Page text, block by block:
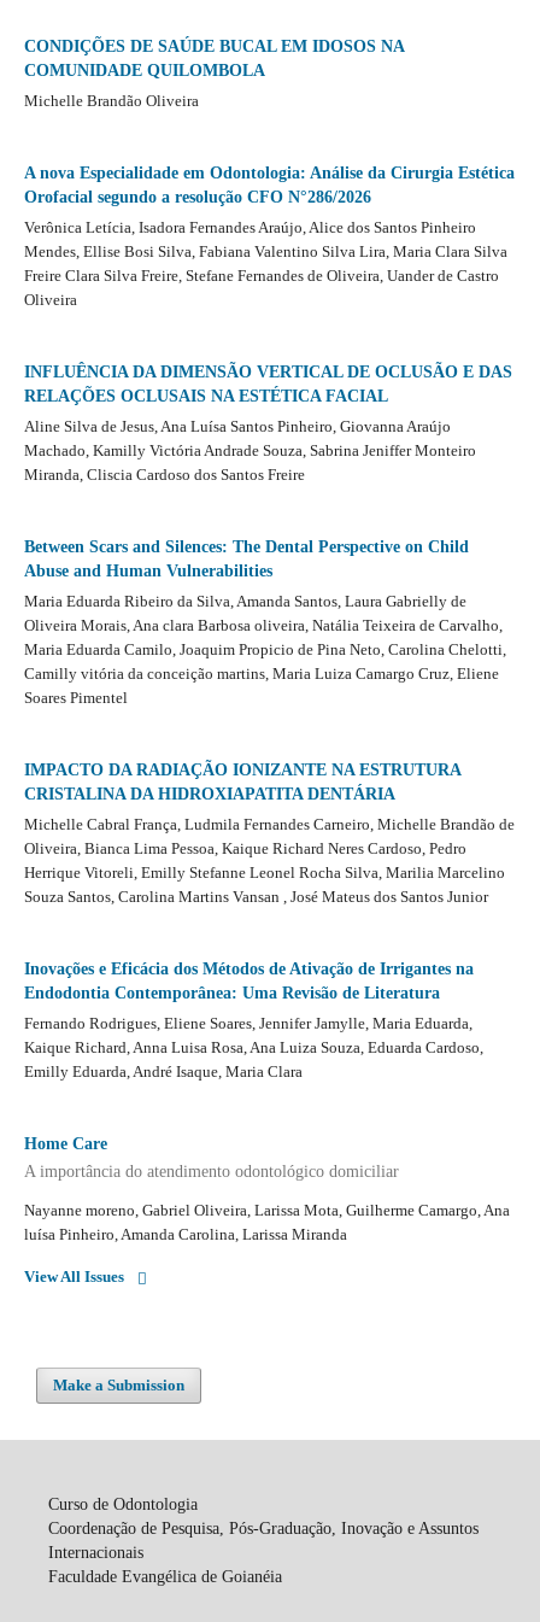
CONDIÇÕES DE SAÚDE BUCAL EM IDOSOS NA
COMUNIDADE QUILOMBOLA
Michelle Brandão Oliveira
A nova Especialidade em Odontologia: Análise da Cirurgia Estética
Orofacial segundo a resolução CFO N°286/2026
Verônica Letícia, Isadora Fernandes Araújo, Alice dos Santos Pinheiro
Mendes, Ellise Bosi Silva, Fabiana Valentino Silva Lira, Maria Clara Silva
Freire Clara Silva Freire, Stefane Fernandes de Oliveira, Uander de Castro
Oliveira
INFLUÊNCIA DA DIMENSÃO VERTICAL DE OCLUSÃO E DAS
RELAÇÕES OCLUSAIS NA ESTÉTICA FACIAL
Aline Silva de Jesus, Ana Luísa Santos Pinheiro, Giovanna Araújo
Machado, Kamilly Victória Andrade Souza, Sabrina Jeniffer Monteiro
Miranda, Cliscia Cardoso dos Santos Freire
Between Scars and Silences: The Dental Perspective on Child
Abuse and Human Vulnerabilities
Maria Eduarda Ribeiro da Silva, Amanda Santos, Laura Gabrielly de
Oliveira Morais, Ana clara Barbosa oliveira, Natália Teixeira de Carvalho,
Maria Eduarda Camilo, Joaquim Propicio de Pina Neto, Carolina Chelotti,
Camilly vitória da conceição martins, Maria Luiza Camargo Cruz, Eliene
Soares Pimentel
IMPACTO DA RADIAÇÃO IONIZANTE NA ESTRUTURA
CRISTALINA DA HIDROXIAPATITA DENTÁRIA
Michelle Cabral França, Ludmila Fernandes Carneiro, Michelle Brandão de
Oliveira, Bianca Lima Pessoa, Kaique Richard Neres Cardoso, Pedro
Herrique Vitoreli, Emilly Stefanne Leonel Rocha Silva, Marilia Marcelino
Souza Santos, Carolina Martins Vansan , José Mateus dos Santos Junior
Inovações e Eficácia dos Métodos de Ativação de Irrigantes na
Endodontia Contemporânea: Uma Revisão de Literatura
Fernando Rodrigues, Eliene Soares, Jennifer Jamylle, Maria Eduarda,
Kaique Richard, Anna Luisa Rosa, Ana Luiza Souza, Eduarda Cardoso,
Emilly Eduarda, André Isaque, Maria Clara
Home Care
A importância do atendimento odontológico domiciliar
Nayanne moreno, Gabriel Oliveira, Larissa Mota, Guilherme Camargo, Ana
luísa Pinheiro, Amanda Carolina, Larissa Miranda
View All Issues
Make a Submission
Curso de Odontologia
Coordenação de Pesquisa, Pós-Graduação, Inovação e Assuntos
Internacionais
Faculdade Evangélica de Goianéia